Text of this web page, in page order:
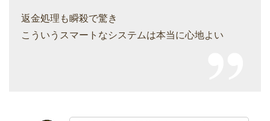
返金処理も瞬殺で驚き
こういうスマートなシステムは本当に心地よい